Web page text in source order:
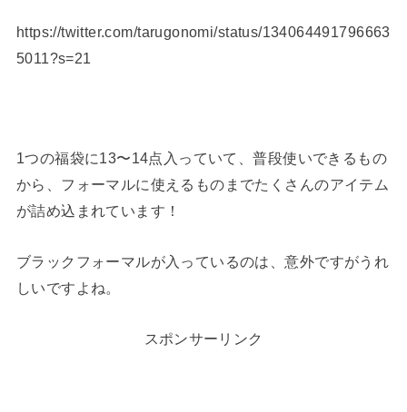
https://twitter.com/tarugonomi/status/134064491796663
5011?s=21
1つの福袋に13〜14点入っていて、普段使いできるもの
から、フォーマルに使えるものまでたくさんのアイテム
が詰め込まれています！
ブラックフォーマルが入っているのは、意外ですがうれ
しいですよね。
スポンサーリンク